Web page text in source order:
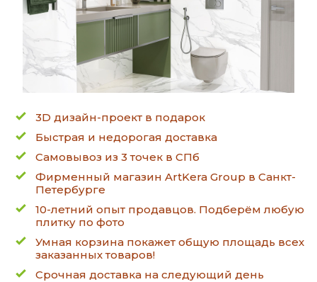
3D дизайн-проект в подарок
Быстрая и недорогая доставка
Самовывоз из 3 точек в СПб
Фирменный магазин ArtKera Group в Санкт-
Петербурге
10-летний опыт продавцов. Подберём любую
плитку по фото
Умная корзина покажет общую площадь всех
заказанных товаров!
Срочная доставка на следующий день